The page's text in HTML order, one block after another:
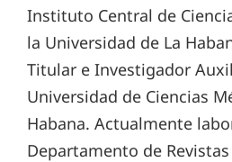
Instituto Central de
la Universidad de La
Titular e Investigador
Universidad de Ciencias
Habana. Actualmente
Departamento de